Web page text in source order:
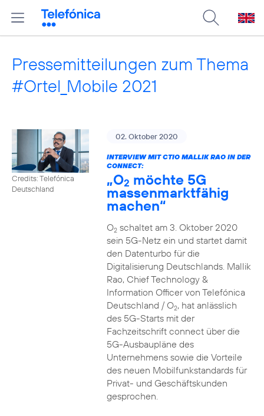
Pressemitteilungen zum Thema
#Ortel_Mobile 2021
Credits: Telefónica
Deutschland
02. Oktober 2020
INTERVIEW MIT CTIO MALLIK RAO IN DER
CONNECT:
„O2 möchte 5G
massenmarktfähig
machen“
O2schaltet am 3. Oktober 2020
sein 5G-Netz ein und startet damit
den Datenturbo für die
Digitalisierung Deutschlands. Mallik
Rao, Chief Technology &
Information Officer von Telefónica
Deutschland / O2, hat anlässlich
des 5G-Starts mit der
Fachzeitschrift connect über die
5G-Ausbaupläne des
Unternehmens sowie die Vorteile
des neuen Mobilfunkstandards für
Privat- und Geschäftskunden
gesprochen.